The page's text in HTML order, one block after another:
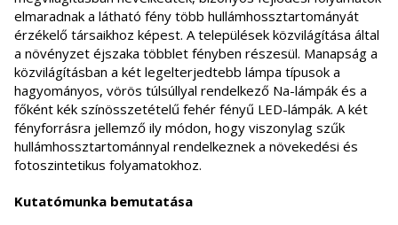
elmaradnak a látható fény több hullámhossztartományát
érzékelő társaikhoz képest. A települések közvilágítása által
a növényzet éjszaka többlet fényben részesül. Manapság a
közvilágításban a két legelterjedtebb lámpa típusok a
hagyományos, vörös túlsúllyal rendelkező Na-lámpák és a
főként kék színösszetételű fehér fényű LED-lámpák. A két
fényforrásra jellemző ily módon, hogy viszonylag szűk
hullámhossztartománnyal rendelkeznek a növekedési és
fotoszintetikus folyamatokhoz.
Kutatómunka bemutatása